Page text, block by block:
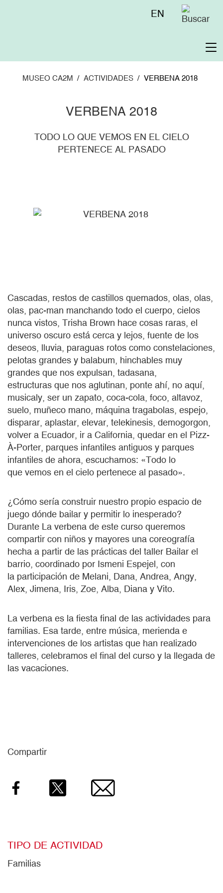
Menú
EN
MUSEO CA2M ACTIVIDADES VERBENA 2018
VERBENA 2018
TODO LO QUE VEMOS EN EL CIELO
PERTENECE AL PASADO
Cascadas, restos de castillos quemados, olas, olas,
olas, pac-man manchando todo el cuerpo, cielos
nunca vistos, Trisha Brown hace cosas raras, el
universo oscuro está cerca y lejos, fuente de los
deseos, lluvia, paraguas rotos como constelaciones,
pelotas grandes y balabum, hinchables muy
grandes que nos expulsan, tadasana,
estructuras que nos aglutinan, ponte ahí, no aquí,
musicaly, ser un zapato, coca-cola, foco, altavoz,
suelo, muñeco mano, máquina tragabolas, espejo,
disparar, aplastar, elevar, telekinesis, demogorgon,
volver a Ecuador, ir a California, quedar en el Pizz-
À-Porter, parques infantiles antiguos y parques
infantiles de ahora, escuchamos: «Todo lo
que vemos en el cielo pertenece al pasado».
¿Cómo sería construir nuestro propio espacio de
juego dónde bailar y permitir lo inesperado?
Durante La verbena de este curso queremos
compartir con niños y mayores una coreografía
hecha a partir de las prácticas del taller Bailar el
barrio, coordinado por Ismeni Espejel, con
la participación de Melani, Dana, Andrea, Angy,
Alex, Jimena, Iris, Zoe, Alba, Diana y Vito.
La verbena es la fiesta final de las actividades para
familias. Esa tarde, entre música, merienda e
intervenciones de los artistas que han realizado
talleres, celebramos el final del curso y la llegada de
las vacaciones.
Compartir
Facebook Email
TIPO DE ACTIVIDAD
Familias